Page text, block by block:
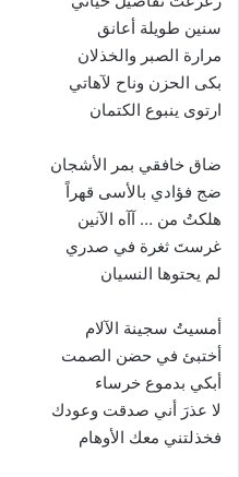
سنين طويلة أعانق
مرارة الصبر والخذلان
بكى الحزن وناح لآهاتي
ارتوى ينبوع الكتمان
ضاق خافقي بمر الأشجان
ضج فؤادي بالأسى قهراً
هلكتُ من … آآه الآنين
غرستَ ثغرة في صدري
لم يحتوها النسيان
أمسيتُ سجينة الآلام
أختبئ في حضن الصمت
أبكي بدموع خرساء
لا عذرَ أني صدقت وعودك
فخذلتني معك الأوهام